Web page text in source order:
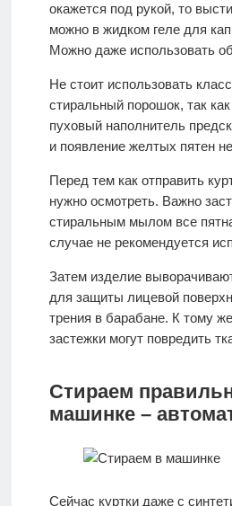
окажется под рукой, то
можно в жидком геле для
Можно даже использовать
Не стоит использовать
стиральный порошок, так
пуховый наполнитель
и появление желтых пятен
Перед тем как отправить
нужно осмотреть. Важно
стиральным мылом все
случае не рекомендуется
Затем изделие
для защиты лицевой
трения в барабане. К тому
застежки могут повредить
Стираем
машинке –
Сейчас куртки даже с